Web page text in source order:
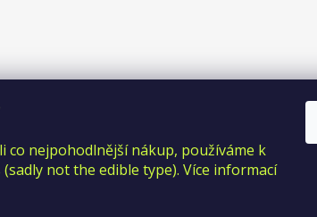
co nejpohodlnější nákup, používáme k
not the edible type). Více informací